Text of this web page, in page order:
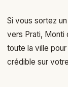
Si vous sortez
vers Prati, Monti
toute la ville
crédible sur